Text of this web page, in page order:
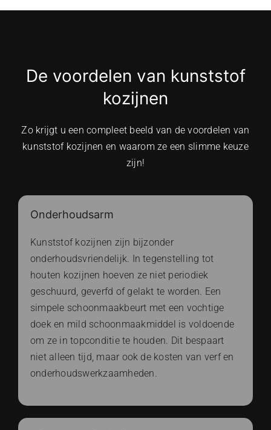
De voordelen van kunststof
kozijnen
Zo krijgt u een compleet beeld van de voordelen van
kunststof kozijnen en waarom ze een slimme keuze
zijn!
Onderhoudsarm
Kunststof kozijnen zijn bijzonder
onderhoudsvriendelijk. In tegenstelling tot
houten kozijnen hoeven ze niet periodiek
geschuurd, geverfd of gelakt te worden. Een
simpele schoonmaakbeurt met een vochtige
doek en mild schoonmaakmiddel is voldoende
om ze in topconditie te houden. Dit bespaart
niet alleen tijd, maar ook de kosten van verf en
onderhoudswerkzaamheden.